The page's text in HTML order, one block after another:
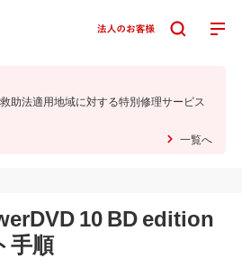
助法適用地域に対する特別修理サービス
一覧へ
10 BD edition
手順